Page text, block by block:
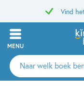
Vind
MENU
Zoeken
naar